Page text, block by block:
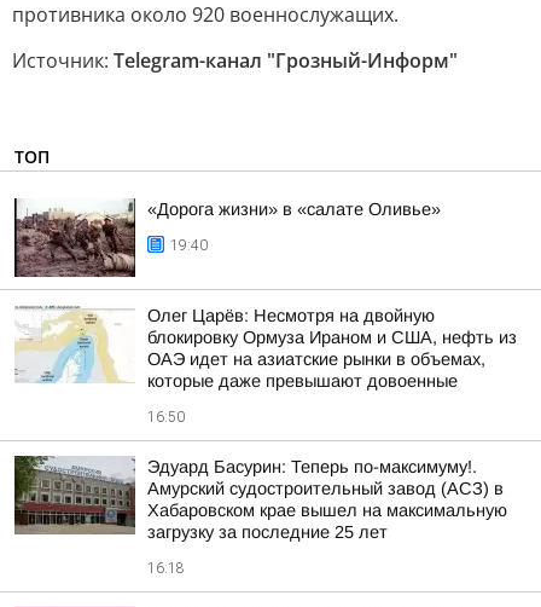
противника около 920 военнослужащих.
Источник: Telegram-канал "Грозный-Информ"
ТОП
«Дорога жизни» в «салате Оливье»
19:40
Олег Царёв: Несмотря на двойную
блокировку Ормуза Ираном и США, нефть из
ОАЭ идет на азиатские рынки в объемах,
которые даже превышают довоенные
16:50
Эдуард Басурин: Теперь по-максимуму!.
Амурский судостроительный завод (АСЗ) в
Хабаровском крае вышел на максимальную
загрузку за последние 25 лет
16:18